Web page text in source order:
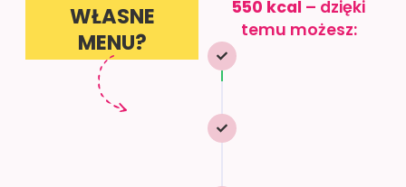
WŁASNE
MENU?
550 kcal – dzięki
temu możesz: